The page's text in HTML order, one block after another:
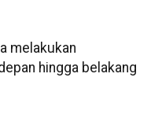
melakukan
hingga belakang